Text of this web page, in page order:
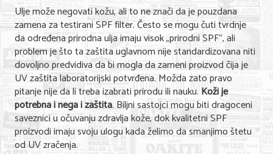
Ulje može negovati kožu, ali to ne znači da je pouzdana
zamena za testirani SPF filter. Često se mogu čuti tvrdnje
da određena prirodna ulja imaju visok „prirodni SPF“, ali
problem je što ta zaštita uglavnom nije standardizovana niti
dovoljno predvidiva da bi mogla da zameni proizvod čija je
UV zaštita laboratorijski potvrđena. Možda zato pravo
pitanje nije da li treba izabrati prirodu ili nauku. Koži je
potrebna i nega i zaštita. Biljni sastojci mogu biti dragoceni
saveznici u očuvanju zdravlja kože, dok kvalitetni SPF
proizvodi imaju svoju ulogu kada želimo da smanjimo štetu
od UV zračenja.